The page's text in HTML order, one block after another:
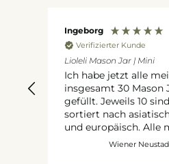
Ingeborg
Verifizierter Kunde
Lioleli Mason Jar | Mini
Ich habe jetzt alle
insgesamt 30 Mason
gefüllt. Jeweils 10
sortiert nach
und europäisch. Alle
schwarzen Labels
Wiener